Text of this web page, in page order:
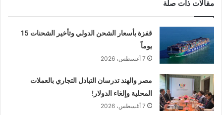
مقالات ذات صلة
قفزة بأسعار الشحن الدولي وتأخير الشحنات 15
يوماً
7 أغسطس، 2026
مصر والهند تدرسان التبادل التجاري بالعملات
المحلية وإلغاء الدولار!
7 أغسطس، 2026